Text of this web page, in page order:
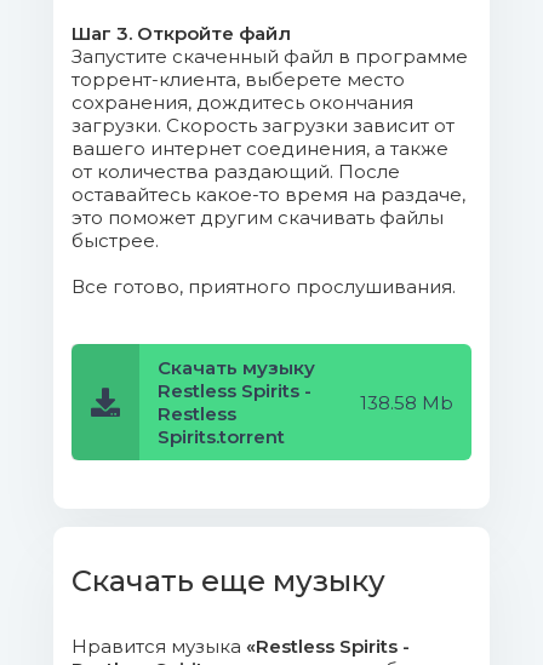
11 - In the Realm of the Black
Rose.mp3 (17.01 Mb)
12 - Nothing I Could Give to You
(Acoustic Version).mp3 (10.65 Mb)
cover.jpg (65.99 Kb)
Шаг 3. Откройте файл
Запустите скаченный файл в программе
торрент-клиента, выберете место
сохранения, дождитесь окончания
загрузки. Скорость загрузки зависит от
вашего интернет соединения, а также
от количества раздающий. После
оставайтесь какое-то время на раздаче,
это поможет другим скачивать файлы
быстрее.
Все готово, приятного прослушивания.
Скачать музыку
Restless Spirits -
Restless
Spirits.torrent
138.58 Mb
Скачать еще музыку
Нравится музыка «Restless Spirits -